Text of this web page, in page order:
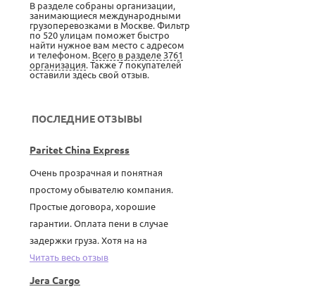
В разделе собраны организации,
занимающиеся международными
грузоперевозками в Москве. Фильтр
по 520 улицам поможет быстро
найти нужное вам место с адресом
и телефоном. Всего в разделе 3761
организация. Также 7 покупателей
оставили здесь свой отзыв.
ПОСЛЕДНИЕ ОТЗЫВЫ
Paritet China Express
Очень прозрачная и понятная
простому обывателю компания.
Простые договора, хорошие
гарантии. Оплата пени в случае
задержки груза. Хотя на на
Читать весь отзыв
Jera Cargo